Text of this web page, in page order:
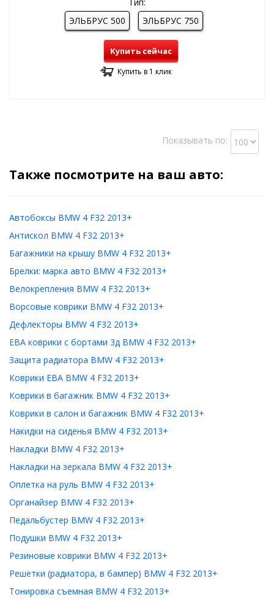
ЭЛЬБРУС 500
ЭЛЬБРУС 750
Купить сейчас
Купить в 1 клик
Показывать по:
Также посмотрите на ваш авто:
Автобоксы BMW 4 F32 2013+
Антискол BMW 4 F32 2013+
Багажники на крышу BMW 4 F32 2013+
Брелки: марка авто BMW 4 F32 2013+
Велокрепления BMW 4 F32 2013+
Ворсовые коврики BMW 4 F32 2013+
Дефлекторы BMW 4 F32 2013+
ЕВА коврики с бортами 3д BMW 4 F32 2013+
Защита радиатора BMW 4 F32 2013+
Коврики ЕВА BMW 4 F32 2013+
Коврики в багажник BMW 4 F32 2013+
Коврики в салон и багажник BMW 4 F32 2013+
Накидки на сиденья BMW 4 F32 2013+
Накладки BMW 4 F32 2013+
Накладки на зеркала BMW 4 F32 2013+
Оплетка на руль BMW 4 F32 2013+
Органайзер BMW 4 F32 2013+
Педальбустер BMW 4 F32 2013+
Подушки BMW 4 F32 2013+
Резиновые коврики BMW 4 F32 2013+
Решетки (радиатора, в бампер) BMW 4 F32 2013+
Тонировка съемная BMW 4 F32 2013+